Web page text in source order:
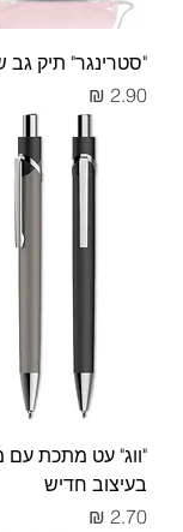
"סטרינגר" תיק גב
מחיר
"ווג" עט מתכת עם
בעיצוב חדיש
מחיר